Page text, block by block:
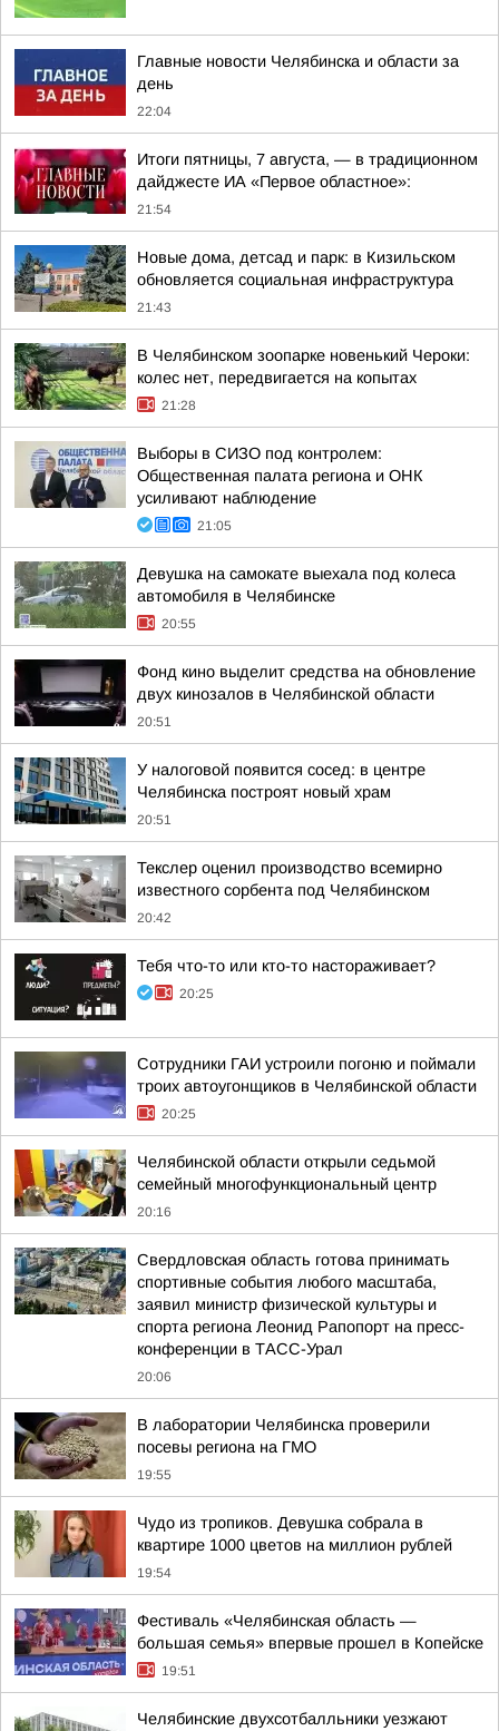
Главные новости Челябинска и области за
день
22:04
Итоги пятницы, 7 августа, — в традиционном
дайджесте ИА «Первое областное»:
21:54
Новые дома, детсад и парк: в Кизильском
обновляется социальная инфраструктура
21:43
В Челябинском зоопарке новенький Чероки:
колес нет, передвигается на копытах
21:28
Выборы в СИЗО под контролем:
Общественная палата региона и ОНК
усиливают наблюдение
21:05
Девушка на самокате выехала под колеса
автомобиля в Челябинске
20:55
Фонд кино выделит средства на обновление
двух кинозалов в Челябинской области
20:51
У налоговой появится сосед: в центре
Челябинска построят новый храм
20:51
Текслер оценил производство всемирно
известного сорбента под Челябинском
20:42
Тебя что-то или кто-то настораживает?
20:25
Сотрудники ГАИ устроили погоню и поймали
троих автоугонщиков в Челябинской области
20:25
Челябинской области открыли седьмой
семейный многофункциональный центр
20:16
Свердловская область готова принимать
спортивные события любого масштаба,
заявил министр физической культуры и
спорта региона Леонид Рапопорт на пресс-
конференции в ТАСС-Урал
20:06
В лаборатории Челябинска проверили
посевы региона на ГМО
19:55
Чудо из тропиков. Девушка собрала в
квартире 1000 цветов на миллион рублей
19:54
Фестиваль «Челябинская область —
большая семья» впервые прошел в Копейске
19:51
Челябинские двухсотбалльники уезжают